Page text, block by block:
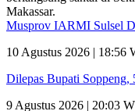
Musprov IARMI Sulsel
10 Agustus 2026 | 18:56
Dilepas Bupati
9 Agustus 2026 | 20:03